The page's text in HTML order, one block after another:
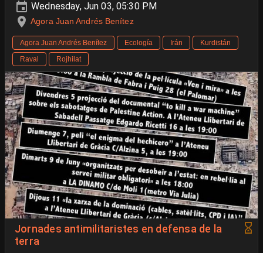
Wednesday, Jun 03, 05:30 PM
Agora Juan Andrés Benítez
Agora Juan Andrés Benítez Ecología Irán
Kurdistán
Raval
Rojhilat
Jornades antimilitaristes en defensa de la
terra